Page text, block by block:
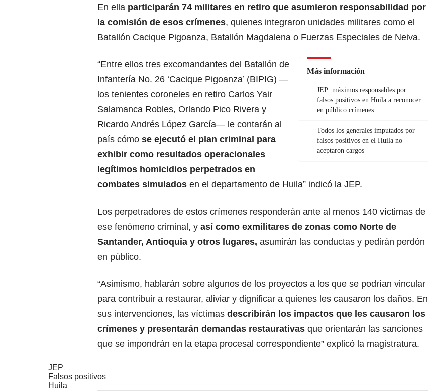
En ella participarán 74 militares en retiro que asumieron responsabilidad por
la comisión de esos crímenes, quienes integraron unidades militares como el
Batallón Cacique Pigoanza, Batallón Magdalena o Fuerzas Especiales de Neiva.
Más información
JEP: máximos responsables por
falsos positivos en Huila a reconocer
en público crímenes
Todos los generales imputados por
falsos positivos en el Huila no
aceptaron cargos
“Entre ellos tres excomandantes del Batallón de
Infantería No. 26 ‘Cacique Pigoanza’ (BIPIG) —
los tenientes coroneles en retiro Carlos Yair
Salamanca Robles, Orlando Pico Rivera y
Ricardo Andrés López García— le contarán al
país cómo se ejecutó el plan criminal para
exhibir como resultados operacionales
legítimos homicidios perpetrados en
combates simulados en el departamento de Huila” indicó la JEP.
Los perpetradores de estos crímenes responderán ante al menos 140 víctimas de
ese fenómeno criminal, y así como exmilitares de zonas como Norte de
Santander, Antioquia y otros lugares, asumirán las conductas y pedirán perdón
en público.
“Asimismo, hablarán sobre algunos de los proyectos a los que se podrían vincular
para contribuir a restaurar, aliviar y dignificar a quienes les causaron los daños. En
sus intervenciones, las víctimas describirán los impactos que les causaron los
crímenes y presentarán demandas restaurativas que orientarán las sanciones
que se impondrán en la etapa procesal correspondiente” explicó la magistratura.
JEP
Falsos positivos
Huila